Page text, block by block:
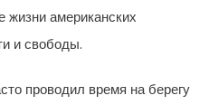
жизни американских
и свободы.
проводил время на берегу